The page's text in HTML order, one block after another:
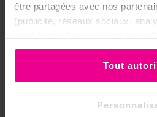
être partagées avec nos
(publicité, réseaux sociaux,
ou de les refuser.
Tout
Thème
🎥 Se connecter à
méditation guidée invite